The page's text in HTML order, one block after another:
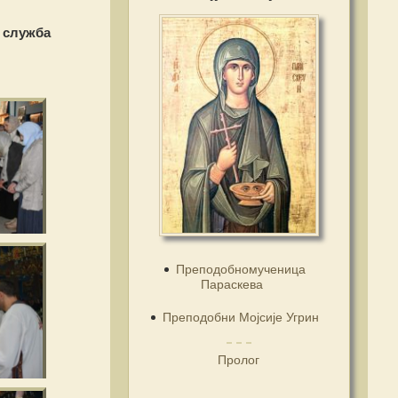
Преподобномученица
Параскева
Преподобни Мојсије Угрин
Пролог